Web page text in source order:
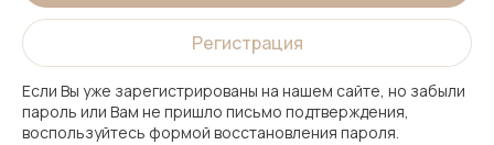
Регистрация
Если Вы уже зарегистрированы на нашем сайте, но забыли
пароль или Вам не пришло письмо подтверждения,
воспользуйтесь формой восстановления пароля.